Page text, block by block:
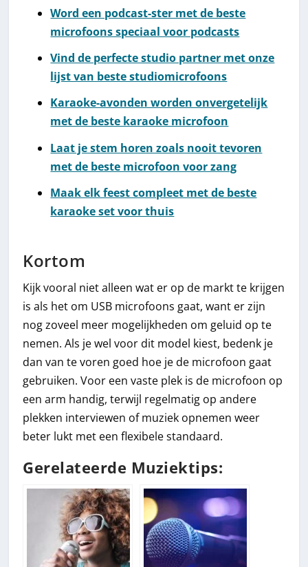
Word een podcast-ster met de beste
microfoons speciaal voor podcasts
Vind de perfecte studio partner met onze
lijst van beste studiomicrofoons
Karaoke-avonden worden onvergetelijk
met de beste karaoke microfoon
Laat je stem horen zoals nooit tevoren
met de beste microfoon voor zang
Maak elk feest compleet met de beste
karaoke set voor thuis
Kortom
Kijk vooral niet alleen wat er op de markt te krijgen
is als het om USB microfoons gaat, want er zijn
nog zoveel meer mogelijkheden om geluid op te
nemen. Als je wel voor dit model kiest, bedenk je
dan van te voren goed hoe je de microfoon gaat
gebruiken. Voor een vaste plek is de microfoon op
een arm handig, terwijl regelmatig op andere
plekken interviewen of muziek opnemen weer
beter lukt met een flexibele standaard.
Gerelateerde Muziektips: